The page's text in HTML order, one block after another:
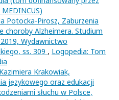
Potocka-Pirosz, Zaburzenia
choroby Alzheimera. Studium
Wydawnictwo
ss. 309 , Logopedia: Tom
Krakowiak,
językowego oraz edukacji
słuchu w Polsce,